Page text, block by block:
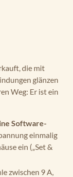
die mit
glänzen
Weg: Er ist ein
Software-
einmalig
ein („Set &
zwischen 9 A,